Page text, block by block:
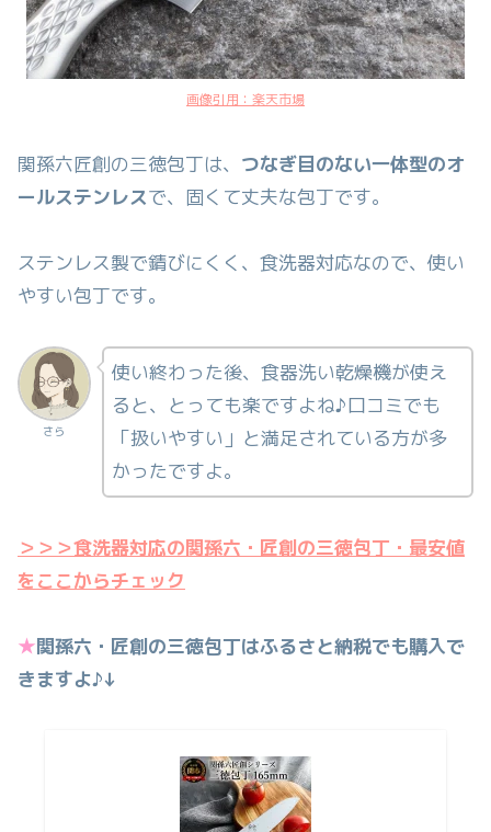
画像引用：楽天市場
関孫六匠創の三徳包丁は、 つなぎ目のない一体型のオ
ールステンレスで、固くて丈夫な包丁です。
ステンレス製で錆びにくく、食洗器対応なので、使い
やすい包丁です。
さら
使い終わった後、食器洗い乾燥機が使え
ると、とっても楽ですよね♪口コミでも
「扱いやすい」と満足されている方が多
かったですよ。
＞＞＞食洗器対応の関孫六・匠創の三徳包丁・最安値
をここからチェック
★関孫六・匠創の三徳包丁はふるさと納税でも購入で
きますよ♪↓